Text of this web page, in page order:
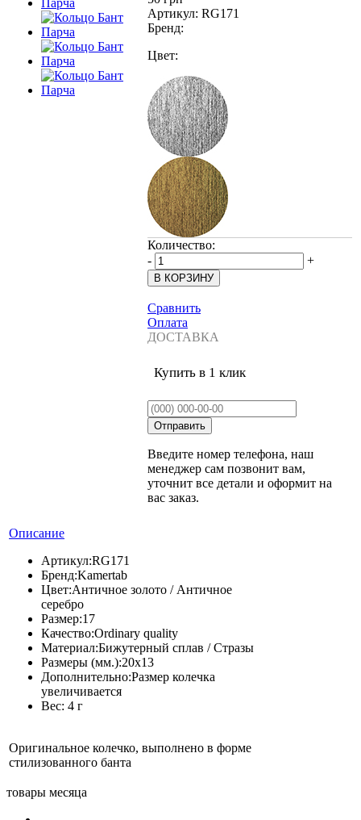
Артикул: RG171
Бренд:
Цвет:
Количество:
-
+
Сравнить
Оплата
ДОСТАВКА
Купить в 1 клик
Введите номер телефона, наш
менеджер сам позвонит вам,
уточнит все детали и оформит на
вас заказ.
Описание
Артикул:RG171
Бренд:Kamertab
Цвет:Античное золото / Античное
серебро
Размер:17
Качество:Ordinary quality
Материал:Бижутерный сплав / Стразы
Размеры (мм.):20х13
Дополнительно:Размер колечка
увеличивается
Вес: 4 г
Оригинальное колечко, выполнено в форме
стилизованного банта
товары месяца